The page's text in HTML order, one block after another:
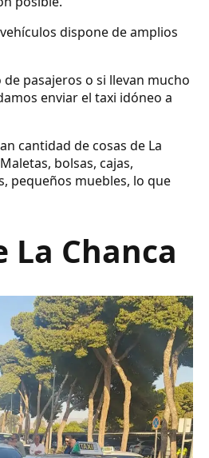
dispone de amplios
pasajeros o si llevan mucho
enviar el taxi idóneo a
cantidad de cosas de La
bolsas, cajas,
pequeños muebles, lo que
La Chanca